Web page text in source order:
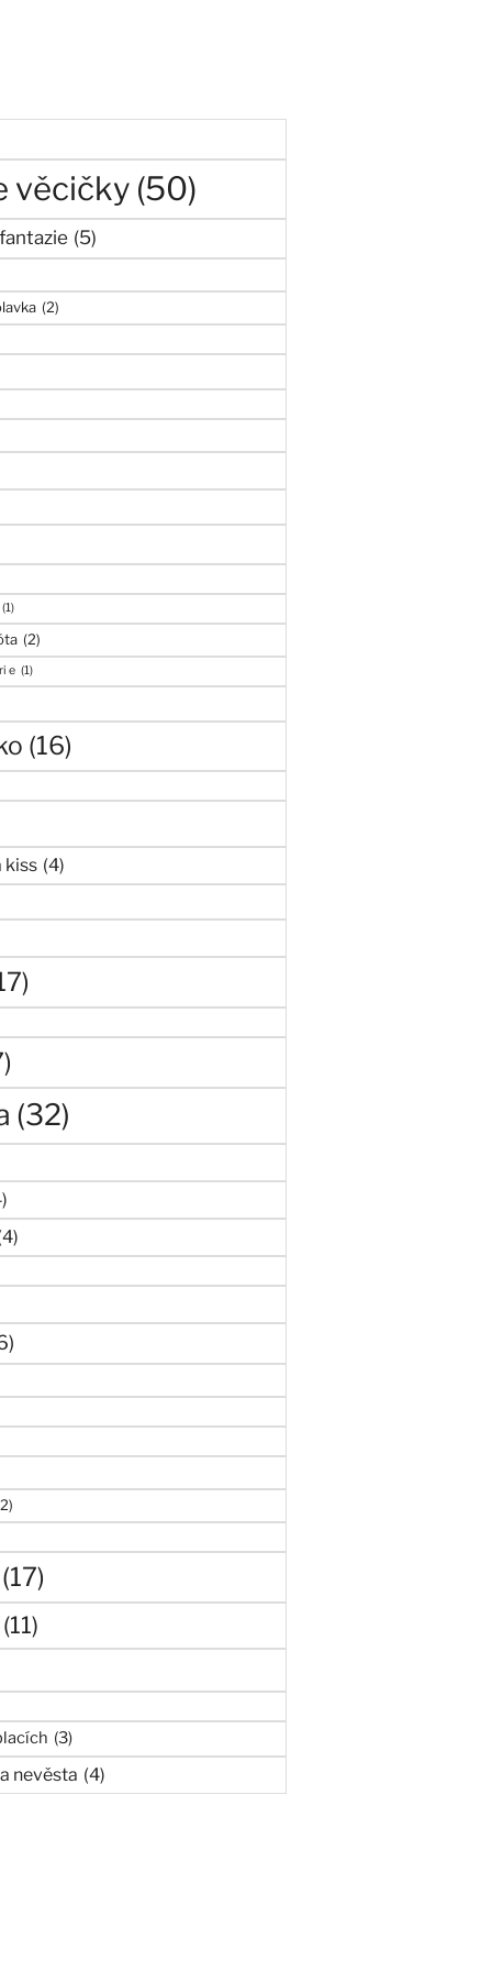
věcičky (50)
(5)
(2)
(1)
(2)
e (1)
(16)
kiss (4)
(32)
(17)
(11)
(3)
nevěsta (4)